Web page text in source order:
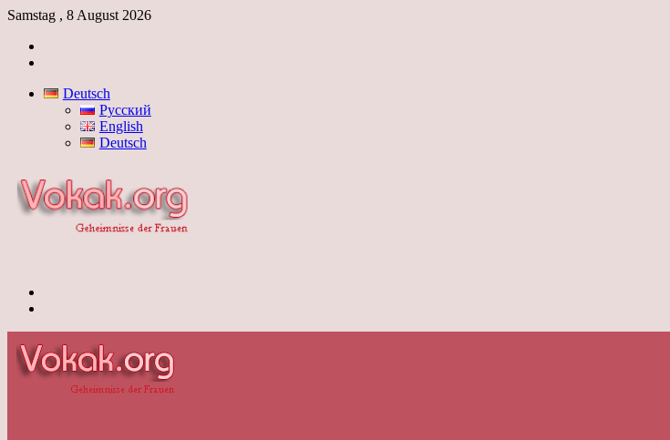
Samstag , 8 August 2026
Deutsch
Русский
English
Deutsch